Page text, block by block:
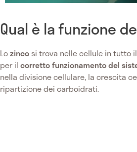
Qual è la funzione
Lozinco si trova nelle cellule in tutto
per il corretto funzionamento del
nella divisione cellulare, la crescita
ripartizione dei carboidrati.